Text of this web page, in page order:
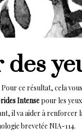
des
Pour ce résultat, cela
Intensepour les
il va aider à renforcer
brevetée NIA-114.